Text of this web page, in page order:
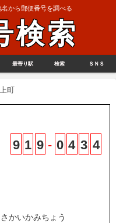
から郵便番号を調べる
検索
最寄り駅 検索 ＳＮＳ
町
9 1 9 - 0 4 3 4
かいかみちょう